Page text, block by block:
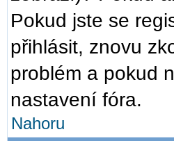
Pokud jste se
přihlásit, znovu
problém a pokud
nastavení fóra.
Nahoru